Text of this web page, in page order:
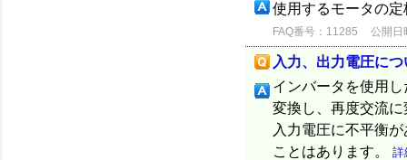
使用するモータの
FAQ番号：11285 公開日
入力、出力電圧につ
インバータを使用
変換し、再度交流
入力電圧に不平衡
ことはあります。 詳